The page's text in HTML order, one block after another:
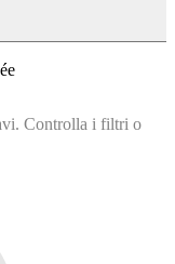
Controlla i filtri o